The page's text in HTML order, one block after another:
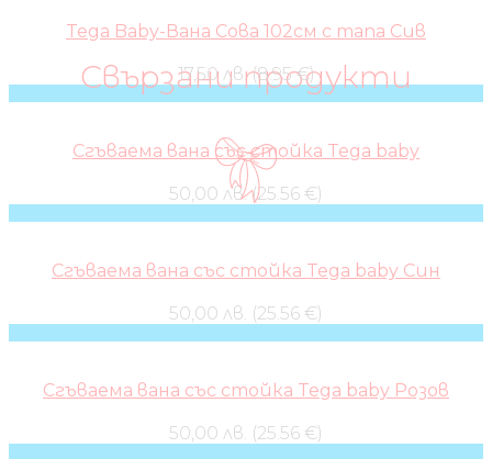
Свързани продукти
Tega Baby-Вана Сова 102см с тапа Сив
17,50 лв. (8.95 €)
Сгъваема вана със стойка Tega baby
50,00 лв. (25.56 €)
Сгъваема вана със стойка Tega baby Син
50,00 лв. (25.56 €)
Сгъваема вана със стойка Tega baby Розов
50,00 лв. (25.56 €)